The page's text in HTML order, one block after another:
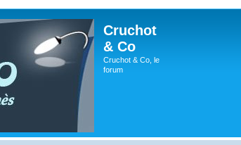
Cruchot
& Co
Cruchot & Co, le
forum